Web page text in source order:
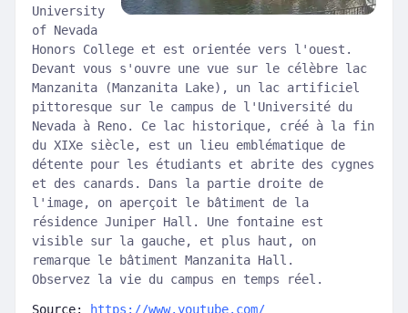
University
of Nevada
Honors College et est orientée vers l'ouest.
Devant vous s'ouvre une vue sur le célèbre lac
Manzanita (Manzanita Lake), un lac artificiel
pittoresque sur le campus de l'Université du
Nevada à Reno. Ce lac historique, créé à la fin
du XIXe siècle, est un lieu emblématique de
détente pour les étudiants et abrite des cygnes
et des canards. Dans la partie droite de
l'image, on aperçoit le bâtiment de la
résidence Juniper Hall. Une fontaine est
visible sur la gauche, et plus haut, on
remarque le bâtiment Manzanita Hall.
Observez la vie du campus en temps réel.
Source: https://www.youtube.com/